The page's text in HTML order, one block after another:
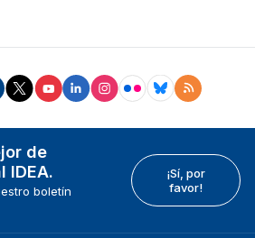
de
IDEA.
boletín
¡Sí, por
favor!